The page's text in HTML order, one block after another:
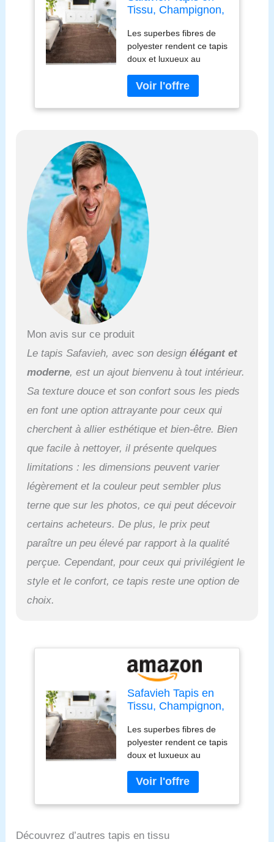
Tissu, Champignon,
Les superbes fibres de
polyester rendent ce tapis
doux et luxueux au
robuste ajoute de la
durabilité à ce tapis, ce
qui en fait un favori
votre pièce une touche
contemporaine Ce tapis
mesure 1,8 x 2,7 m
Depuis plus de 100 ans,
Safavieh est une marque
de confiance pour une
qualité sans compromis
et un style inégalé
Mon avis sur ce produit
Le tapis Safavieh, avec son designélégant et
moderne, est un ajout bienvenu à tout intérieur.
Sa texture douce et son confort sous les pieds
en font une option attrayante pour ceux qui
cherchent à allier esthétique et bien-être. Bien
que facile à nettoyer, il présente quelques
limitations : les dimensions peuvent varier
légèrement et la couleur peut sembler plus
terne que sur les photos, ce qui peut décevoir
certains acheteurs. De plus, le prix peut
paraître un peu élevé par rapport à la qualité
perçue. Cependant, pour ceux qui privilégient le
style et le confort, ce tapis reste une option de
choix.
Safavieh Tapis en
Tissu, Champignon,
Les superbes fibres de
polyester rendent ce tapis
doux et luxueux au
robuste ajoute de la
durabilité à ce tapis, ce
qui en fait un favori
années Le style moderne
Découvrez d’autres tapis en tissu